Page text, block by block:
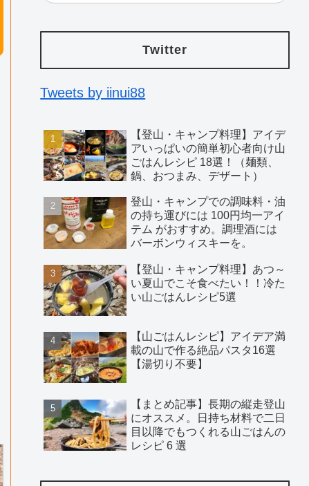
Twitter
Tweets by iinui88
【登山・キャンプ料理】アイデ
アいっぱいの簡単初心者向け山
ごはんレシピ 18選！（麺類、
鍋、おつまみ、デザート）
登山・キャンプでの調味料・油
の持ち運びには 100円均一アイ
テム がおすすめ。調理酒には
バーボンウィスキーを。
【登山・キャンプ料理】あつ～
い夏山でこそ食べたい！！冷た
い山ごはんレシピ5選
【山ごはんレシピ】アイデア満
載の山で作る絶品パスタ16選
【湯切り不要】
【まとめ記事】長期の縦走登山
にオススメ。日持ち材料で二日
目以降でもつくれる山ごはんの
レシピ 6 選